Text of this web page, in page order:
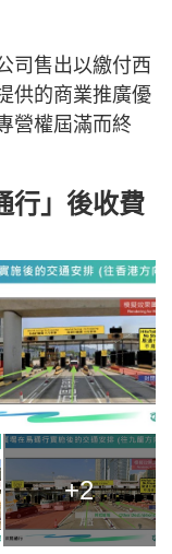
司售出以繳付西
供的商業推廣優
營權屆滿而終
行」後收費
+2